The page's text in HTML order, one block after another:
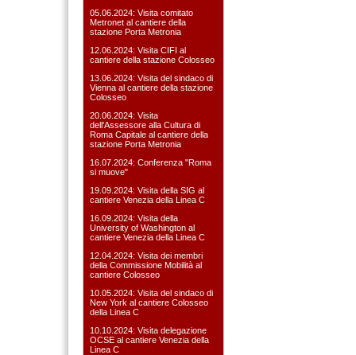
05.06.2024: Visita comitato
Metronet al cantiere della
stazione Porta Metronia
12.06.2024: Visita CIFI al
cantiere della stazione Colosseo
13.06.2024: Visita del sindaco di
Vienna al cantiere della stazione
Colosseo
20.06.2024: Visita
dell'Assessore alla Cultura di
Roma Capitale al cantiere della
stazione Porta Metronia
16.07.2024: Conferenza "Roma
si muove"
19.09.2024: Visita della SIG al
cantiere Venezia della Linea C
16.09.2024: Visita della
University of Washington al
cantiere Venezia della Linea C
12.04.2024: Visita dei membri
della Commissione Mobilità al
cantiere Colosseo
10.05.2024: Visita del sindaco di
New York al cantiere Colosseo
della Linea C
10.10.2024: Visita delegazione
OCSE al cantiere Venezia della
Linea C